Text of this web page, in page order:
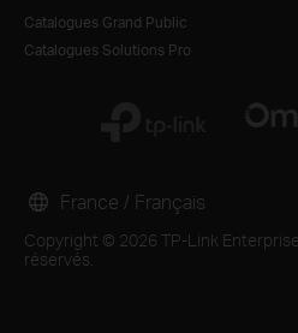
Catalogues Grand Public
Catalogues Solutions Pro
Copyright © 2026 TP-Link
réservés.
France / Français